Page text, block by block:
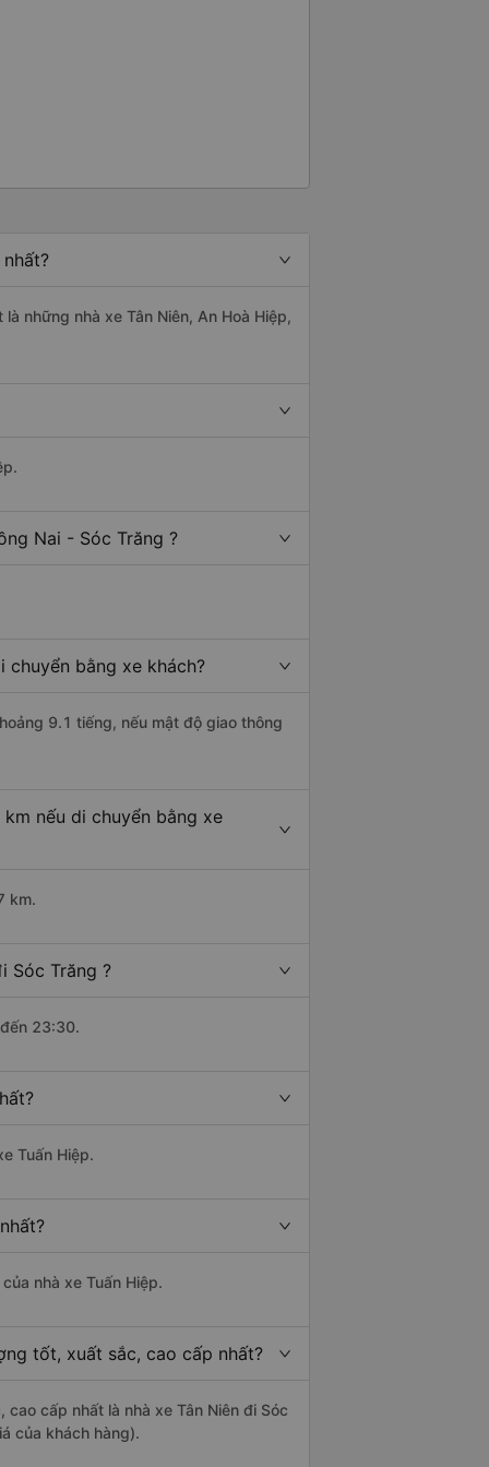
những nhà xe Tân Niên, An Hoà Hiệp,
Nai - Sóc Trăng ?
bằng xe khách?
9.1 tiếng, nếu mật độ giao thông
nếu di chuyển bằng xe
km.
Sóc Trăng ?
23:30.
Tuấn Hiệp.
nhà xe Tuấn Hiệp.
tốt, xuất sắc, cao cấp nhất?
cấp nhất là nhà xe Tân Niên đi Sóc
của khách hàng).